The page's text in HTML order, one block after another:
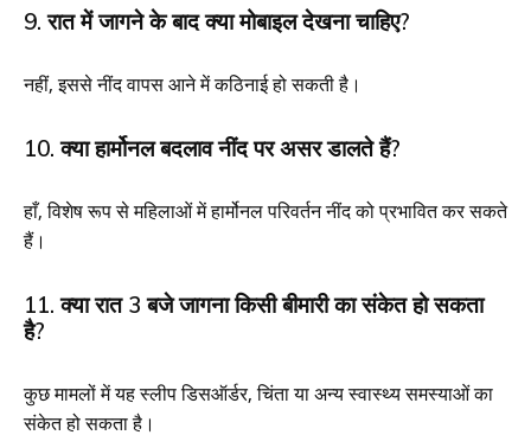
9. रात में जागने के बाद क्या मोबाइल देखना चाहिए?
नहीं, इससे नींद वापस आने में कठिनाई हो सकती है।
10. क्या हार्मोनल बदलाव नींद पर असर डालते हैं?
हाँ, विशेष रूप से महिलाओं में हार्मोनल परिवर्तन नींद को प्रभावित कर सकते
हैं।
11. क्या रात 3 बजे जागना किसी बीमारी का संकेत हो सकता
है?
कुछ मामलों में यह स्लीप डिसऑर्डर, चिंता या अन्य स्वास्थ्य समस्याओं का
संकेत हो सकता है।